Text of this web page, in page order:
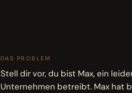
DAS PROBLEM
Stell dir vor, du bist Max, ein
Unternehmen betreibt. Max hat